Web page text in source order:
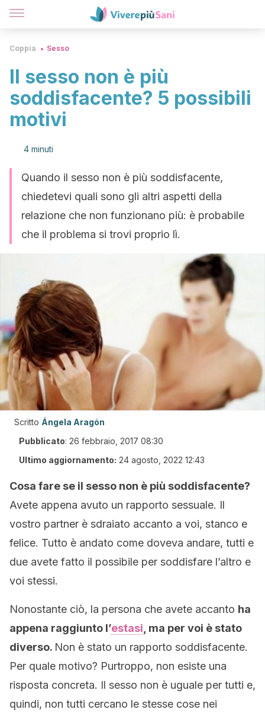
Coppia Sesso
Il sesso non è più
soddisfacente? 5 possibili
motivi
4 minuti
Quando il sesso non è più soddisfacente,
chiedetevi quali sono gli altri aspetti della
relazione che non funzionano più: è probabile
che il problema si trovi proprio lì.
Scritto Ángela Aragón
Pubblicato: 26 febbraio, 2017 08:30
Ultimo aggiornamento: 24 agosto, 2022 12:43
Cosa fare se il sesso non è più soddisfacente?
Avete appena avuto un rapporto sessuale. Il
vostro partner è sdraiato accanto a voi, stanco e
felice. Tutto è andato come doveva andare, tutti e
due avete fatto il possibile per soddisfare l’altro e
voi stessi.
Nonostante ciò, la persona che avete accanto ha
appena raggiunto l’estasi , ma per voi è stato
diverso. Non è stato un rapporto soddisfacente.
Per quale motivo? Purtroppo, non esiste una
risposta concreta. Il sesso non è uguale per tutti e,
quindi, non tutti cercano le stesse cose nei